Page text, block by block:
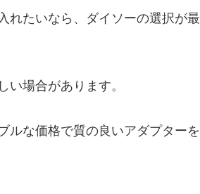
れたいなら、ダイソーの選択が最
場合があります。
ルな価格で質の良いアダプターを